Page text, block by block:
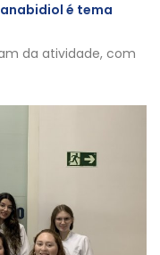
é tema
da atividade, com